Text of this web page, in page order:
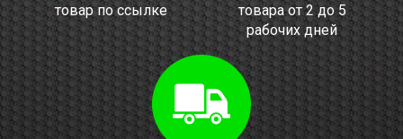
товар по ссылке
товара от 2 до 5
рабочих дней